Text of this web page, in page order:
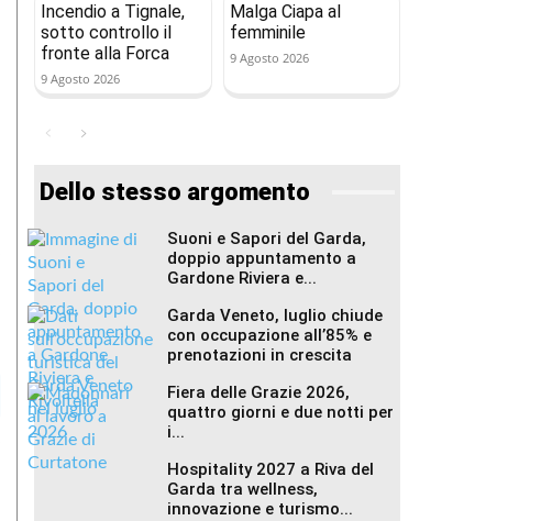
Incendio a Tignale,
sotto controllo il
fronte alla Forca
9 Agosto 2026
Malga Ciapa al
femminile
9 Agosto 2026
Dello stesso argomento
Suoni e Sapori del Garda,
doppio appuntamento a
Gardone Riviera e...
Garda Veneto, luglio chiude
con occupazione all’85% e
prenotazioni in crescita
Fiera delle Grazie 2026,
quattro giorni e due notti per
i...
Hospitality 2027 a Riva del
Garda tra wellness,
innovazione e turismo...